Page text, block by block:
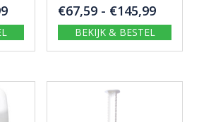
Prijsklasse:
€40,95
tot
€208,99
€67,59 - €145,99
€67,59
tot
BEKIJK & BESTEL